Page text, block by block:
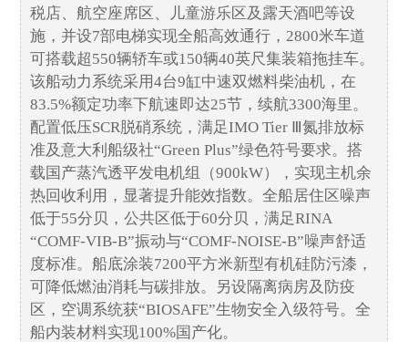
税店、航空座席区、儿童游乐区及露天酒吧等设
施，并设7部电梯实现全船高效通行，2800米车道
可搭载超550辆轿车或150辆40英尺集装箱拖挂车。
该船动力系统采用4台9缸中速双燃料柴油机，在
83.5%额定功率下航速即达25节，续航3300海里。
配置低压SCR脱硝系统，满足IMO Tier Ⅲ氮排放标
准及意大利船级社“Green Plus”绿色符号要求。搭
载国产蒸汽透平发电机组（900kW），实现主机余
热回收利用，显著提升能效指数。全船居住区噪声
低于55分贝，公共区低于60分贝，满足RINA
“COMF-VIB-B”振动与“COMF-NOISE-B”噪声舒适
度标准。船底涂装7200平方米新型有机硅防污漆，
可降低燃油消耗与碳排放。另设隔离病房及防疫
区，空调系统获“BIOSAFE”生物安全入级符号。全
船内装材料实现100%国产化。